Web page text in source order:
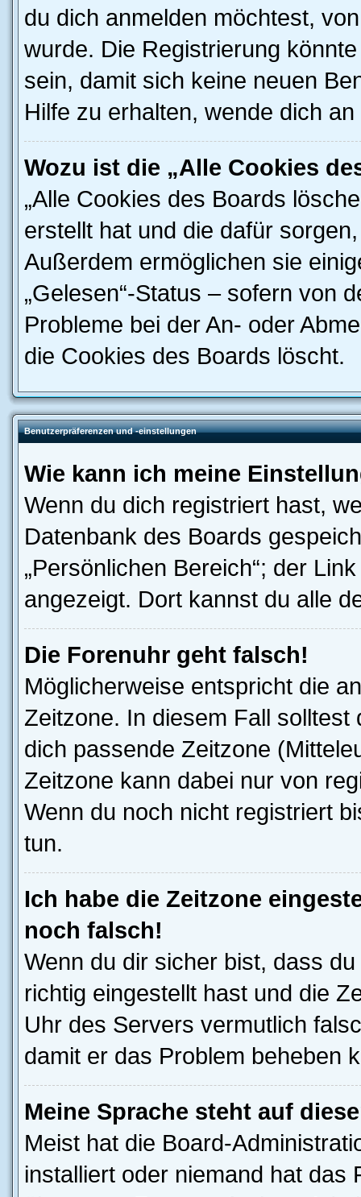
du dich anmelden möchtest,
wurde. Die Registrierung
sein, damit sich keine neuen
Hilfe zu erhalten, wende dich
Wozu ist die „Alle Cookies
„Alle Cookies des Boards
erstellt hat und die dafür
Außerdem ermöglichen sie
„Gelesen“-Status – sofern von
Probleme bei der An- oder
die Cookies des Boards löscht.
Benutzerpräferenzen und -einstellungen
Wie kann ich meine
Wenn du dich registriert hast,
Datenbank des Boards
„Persönlichen Bereich“; der
angezeigt. Dort kannst du alle
Die Forenuhr geht falsch!
Möglicherweise entspricht die
Zeitzone. In diesem Fall solltest
dich passende Zeitzone
Zeitzone kann dabei nur von
Wenn du noch nicht registriert
tun.
Ich habe die Zeitzone
noch falsch!
Wenn du dir sicher bist, dass
richtig eingestellt hast und die
Uhr des Servers vermutlich
damit er das Problem beheben
Meine Sprache steht auf
Meist hat die Board-
installiert oder niemand hat das